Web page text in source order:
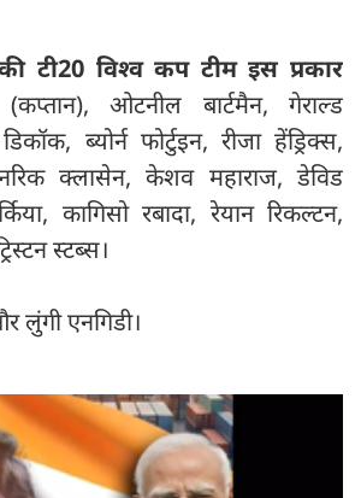
टी20 विश्व कप टीम इस प्रकार
(कप्तान), ओटनील बार्टमैन, गेराल्ड
ब्योर्न फोर्टुइन, रीजा हेंड्रिक्स,
क्लासेन, केशव महाराज, डेविड
कागिसो रबादा, रेयान रिकल्टन,
स्टब्स।
लुंगी एनगिडी।